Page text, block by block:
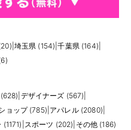
埼玉県 (154) |千葉県 (164)
デザイナーズ (567)
ョップ (785) アパレル (2080)
スポーツ (202) その他 (186)